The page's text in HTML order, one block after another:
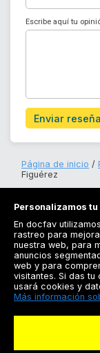
Escribe aquí tu
Enviar reseña
Página de inicio
Figuérez
Docfav
Personalizamos
En docfav
rastreo para
nuestra web, para
anuncios
web y para
visitantes. Si das
usará cookies y
Más información